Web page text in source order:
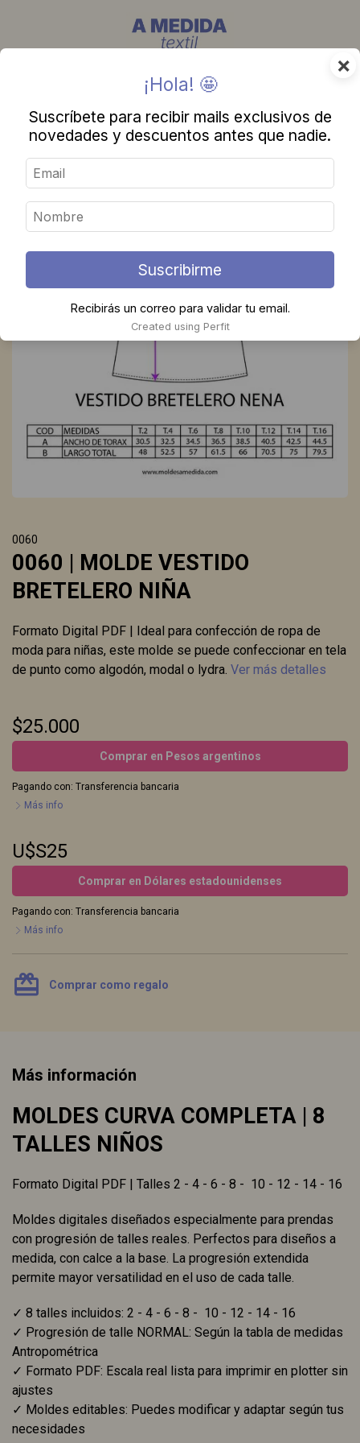
0060
0060 | MOLDE VESTIDO
BRETELERO NIÑA
Formato Digital PDF | Ideal para confección de ropa de
moda para niñas, este molde se puede confeccionar en tela
de punto como algodón, modal o lydra. Ver más detalles
$25.000
Comprar en Pesos argentinos
Pagando con: Transferencia bancaria
Más info
U$S25
Comprar en Dólares estadounidenses
Pagando con: Transferencia bancaria
Más info
card_giftcard Comprar como regalo
Más información
MOLDES CURVA COMPLETA | 8
TALLES NIÑOS
Formato Digital PDF | Talles 2 - 4 - 6 - 8 - 10 - 12 - 14 - 16
Moldes digitales diseñados especialmente para prendas
con progresión de talles reales. Perfectos para diseños a
medida, con calce a la base. La progresión extendida
permite mayor versatilidad en el uso de cada talle.
✓ 8 talles incluidos: 2 - 4 - 6 - 8 - 10 - 12 - 14 - 16
✓ Progresión de talle NORMAL: Según la tabla de medidas
Antropométrica
✓ Formato PDF: Escala real lista para imprimir en plotter sin
ajustes
✓ Moldes editables: Puedes modificar y adaptar según tus
necesidades
×
¡Hola! 🤩
Suscríbete para recibir mails exclusivos de
novedades y descuentos antes que nadie.
Suscribirme
Recibirás un correo para validar tu email.
Created using Perfit